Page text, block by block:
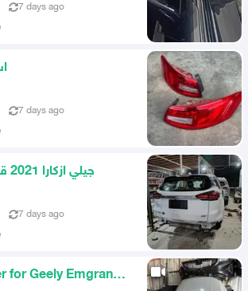
7 days ago
7 days ago
جيلي ازكارا 2021 قطع غيار جيلي ازكارا
7 days ago
for Geely Emgrand